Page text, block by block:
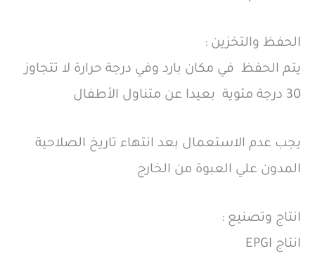
الحفظ والتخزين :
يتم الحفظ في مكان بارد وفي درجة حرارة لا تتجاوز
30 درجة مئوية بعيدا عن متناول الأطفال
يجب عدم الاستعمال بعد انتهاء تاريخ الصلاحية
المدون علي العبوة من الخارج
انتاج وتصنيع :
انتاج EPGI